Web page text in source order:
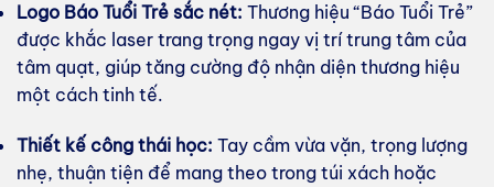
Logo Báo Tuổi Trẻ sắc nét: Thương hiệu “Báo Tuổi Trẻ”
được khắc laser trang trọng ngay vị trí trung tâm của
tâm quạt, giúp tăng cường độ nhận diện thương hiệu
một cách tinh tế.
Thiết kế công thái học: Tay cầm vừa vặn, trọng lượng
nhẹ, thuận tiện để mang theo trong túi xách hoặc